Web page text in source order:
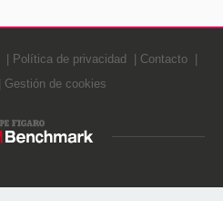
Política de privacidad
Contacto
Gestión de cookies